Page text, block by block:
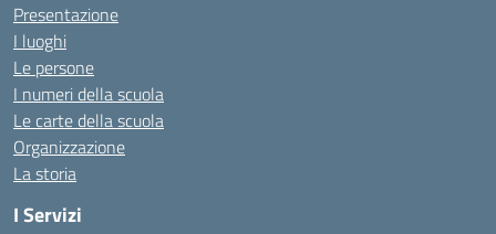
Presentazione
I luoghi
Le persone
I numeri della scuola
Le carte della scuola
Organizzazione
La storia
I Servizi